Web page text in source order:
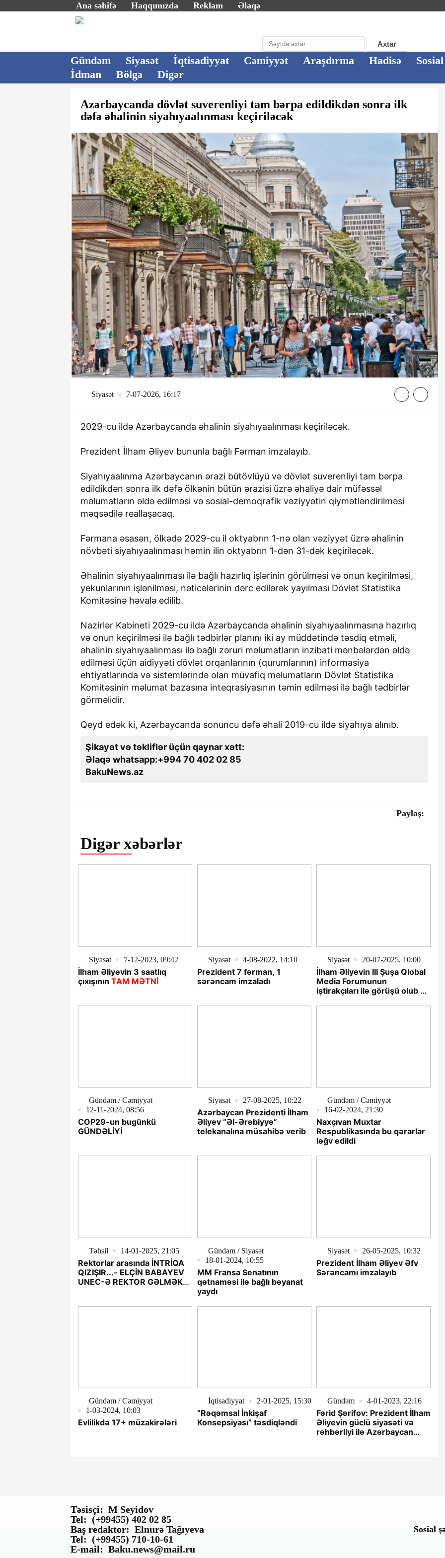
Ana səhifə Haqqımızda Reklam Əlaqə
Axtar
Gündəm Siyasət İqtisadiyyat Cəmiyyət Araşdırma Hadisə Sosial
İdman
Bölgə Digər
Azərbaycanda dövlət suverenliyi tam bərpa edildikdən sonra ilk
dəfə əhalinin siyahıyaalınması keçiriləcək
Siyasət 7-07-2026, 16:17
2029-cu ildə Azərbaycanda əhalinin siyahıyaalınması keçiriləcək.
Prezident İlham Əliyev bununla bağlı Fərman imzalayıb.
Siyahıyaalınma Azərbaycanın ərazi bütövlüyü və dövlət suverenliyi tam bərpa
edildikdən sonra ilk dəfə ölkənin bütün ərazisi üzrə əhaliyə dair müfəssəl
məlumatların əldə edilməsi və sosial-demoqrafik vəziyyətin qiymətləndirilməsi
məqsədilə reallaşacaq.
Fərmana əsasən, ölkədə 2029-cu il oktyabrın 1-nə olan vəziyyət üzrə əhalinin
növbəti siyahıyaalınması həmin ilin oktyabrın 1-dən 31-dək keçiriləcək.
Əhalinin siyahıyaalınması ilə bağlı hazırlıq işlərinin görülməsi və onun keçirilməsi,
yekunlarının işlənilməsi, nəticələrinin dərc edilərək yayılması Dövlət Statistika
Komitəsinə həvalə edilib.
Nazirlər Kabineti 2029-cu ildə Azərbaycanda əhalinin siyahıyaalınmasına hazırlıq
və onun keçirilməsi ilə bağlı tədbirlər planını iki ay müddətində təsdiq etməli,
əhalinin siyahıyaalınması ilə bağlı zəruri məlumatların inzibati mənbələrdən əldə
edilməsi üçün aidiyyəti dövlət orqanlarının (qurumlarının) informasiya
ehtiyatlarında və sistemlərində olan müvafiq məlumatların Dövlət Statistika
Komitəsinin məlumat bazasına inteqrasiyasının təmin edilməsi ilə bağlı tədbirlər
görməlidir.
Qeyd edək ki, Azərbaycanda sonuncu dəfə əhali 2019-cu ildə siyahıya alınıb.
Şikayət və təkliflər üçün qaynar xətt:
Əlaqə whatsapp:+994 70 402 02 85
BakuNews.az
Paylaş:
Digər xəbərlər
Siyasət 7-12-2023, 09:42
İlham Əliyevin 3 saatlıq
çıxışının TAM MƏTNİ
Siyasət 4-08-2022, 14:10
Prezident 7 fərman, 1
sərəncam imzaladı
Siyasət 20-07-2025, 10:00
İlham Əliyevin III Şuşa Qlobal
Media Forumunun
iştirakçıları ilə görüşü olub -
Gündəm / Cəmiyyət
12-11-2024, 08:56
COP29-un bugünkü
GÜNDƏLİYİ
Siyasət 27-08-2025, 10:22
Azərbaycan Prezidenti İlham
Əliyev “Əl-Ərəbiyyə”
telekanalına müsahibə verib
Gündəm / Cəmiyyət
16-02-2024, 21:30
Naxçıvan Muxtar
Respublikasında bu qərarlar
ləğv edildi
Təhsil 14-01-2025, 21:05
Rektorlar arasında İNTRİQA
QIZIŞIR...- ELÇİN BABAYEV
UNEC-Ə REKTOR GƏLMƏK
Gündəm / Siyasət
18-01-2024, 10:55
MM Fransa Senatının
qətnaməsi ilə bağlı bəyanat
yaydı
Siyasət 26-05-2025, 10:32
Prezident İlham Əliyev Əfv
Sərəncamı imzalayıb
Gündəm / Cəmiyyət
1-03-2024, 10:03
Evlilikdə 17+ müzakirələri
İqtisadiyyat 2-01-2025, 15:30
“Rəqəmsal İnkişaf
Konsepsiyası” təsdiqləndi
Gündəm 4-01-2023, 22:16
Fərid Şərifov: Prezident İlham
Əliyevin güclü siyasəti və
rəhbərliyi ilə Azərbaycan
Təsisçi: M Seyidov
Tel: (+99455) 402 02 85
Baş redaktor: Elnurə Tağıyeva
Tel: (+99455) 710-10-61
E-mail: Baku.news@mail.ru
Sosial